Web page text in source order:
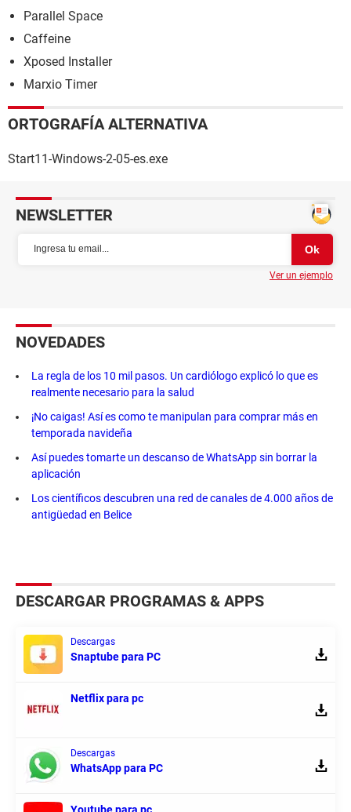
Parallel Space
Caffeine
Xposed Installer
Marxio Timer
ORTOGRAFÍA ALTERNATIVA
Start11-Windows-2-05-es.exe
NEWSLETTER
Ver un ejemplo
NOVEDADES
La regla de los 10 mil pasos. Un cardiólogo explicó lo que es
realmente necesario para la salud
¡No caigas! Así es como te manipulan para comprar más en
temporada navideña
Así puedes tomarte un descanso de WhatsApp sin borrar la
aplicación
Los científicos descubren una red de canales de 4.000 años de
antigüedad en Belice
DESCARGAR PROGRAMAS & APPS
Descargas
Snaptube para PC
Netflix para pc
Descargas
WhatsApp para PC
Youtube para pc